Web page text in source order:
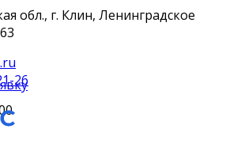
обл., г. Клин, Ленинградское
26